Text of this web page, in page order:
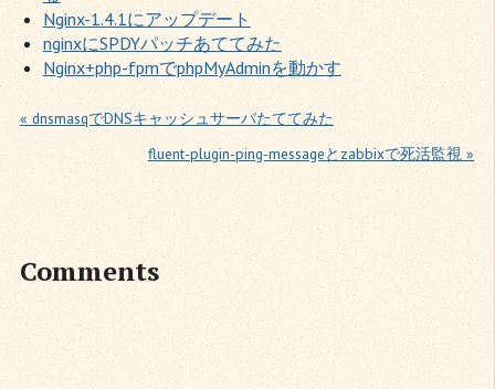
Nginx-1.4.1にアップデート
nginxにSPDYパッチあててみた
Nginx+php-fpmでphpMyAdminを動かす
« dnsmasqでDNSキャッシュサーバたててみた
fluent-plugin-ping-messageとzabbixで死活監視 »
Comments